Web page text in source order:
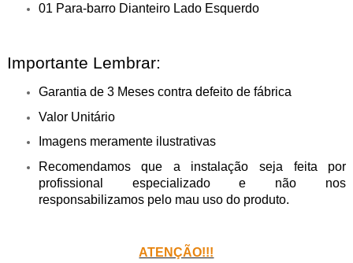
01 Para-barro Dianteiro Lado Esquerdo
Importante Lembrar:
Garantia de 3 Meses contra defeito de fábrica
Valor Unitário
Imagens meramente ilustrativas
Recomendamos que a instalação seja feita por
profissional especializado e não nos
responsabilizamos pelo mau uso do produto.
ATENÇÃO!!!